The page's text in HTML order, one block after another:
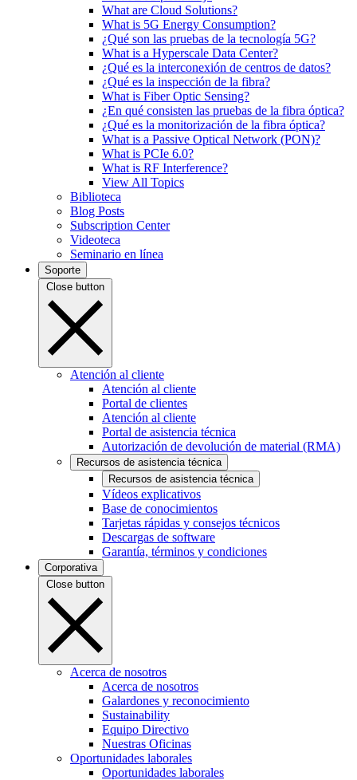
What are Cloud Solutions?
What is 5G Energy Consumption?
¿Qué son las pruebas de la tecnología 5G?
What is a Hyperscale Data Center?
¿Qué es la interconexión de centros de datos?
¿Qué es la inspección de la fibra?
What is Fiber Optic Sensing?
¿En qué consisten las pruebas de la fibra óptica?
¿Qué es la monitorización de la fibra óptica?
What is a Passive Optical Network (PON)?
What is PCIe 6.0?
What is RF Interference?
View All Topics
Biblioteca
Blog Posts
Subscription Center
Videoteca
Seminario en línea
Soporte
Close button
Atención al cliente
Atención al cliente
Portal de clientes
Atención al cliente
Portal de asistencia técnica
Autorización de devolución de material (RMA)
Recursos de asistencia técnica
Recursos de asistencia técnica
Vídeos explicativos
Base de conocimientos
Tarjetas rápidas y consejos técnicos
Descargas de software
Garantía, términos y condiciones
Corporativa
Close button
Acerca de nosotros
Acerca de nosotros
Galardones y reconocimiento
Sustainability
Equipo Directivo
Nuestras Oficinas
Oportunidades laborales
Oportunidades laborales